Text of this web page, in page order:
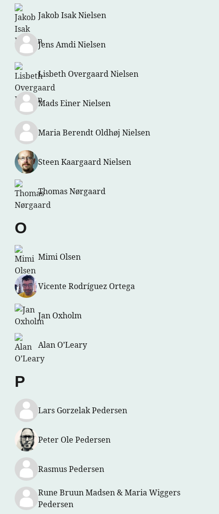
Jakob Isak Nielsen
Jens Amdi Nielsen
Lisbeth Overgaard Nielsen
Mads Einer Nielsen
Maria Berendt Oldhøj Nielsen
Steen Kaargaard Nielsen
Thomas Nørgaard
O
Mimi Olsen
Vicente Rodríguez Ortega
Jan Oxholm
Alan O’Leary
P
Lars Gorzelak Pedersen
Peter Ole Pedersen
Rasmus Pedersen
Rune Bruun Madsen & Maria Wiggers
Pedersen